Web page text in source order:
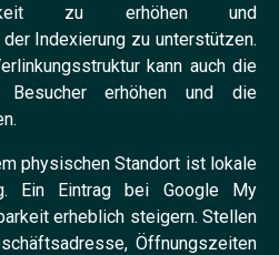
zu erhöhen und
Indexierung zu unterstützen.
kann auch die
Besucher erhöhen und die
physischen Standort ist lokale
Ein Eintrag bei Google My
erheblich steigern. Stellen
Öffnungszeiten